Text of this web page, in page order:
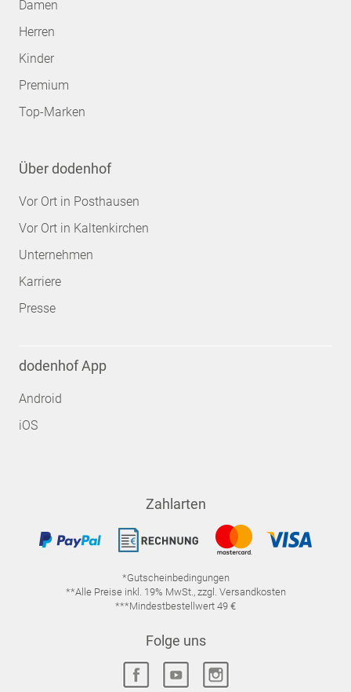
Damen
Herren
Kinder
Premium
Top-Marken
Über dodenhof
Vor Ort in Posthausen
Vor Ort in Kaltenkirchen
Unternehmen
Karriere
Presse
dodenhof App
Android
iOS
Zahlarten
*Gutscheinbedingungen
**Alle Preise inkl. 19% MwSt., zzgl. Versandkosten
***Mindestbestellwert 49 €
Folge uns